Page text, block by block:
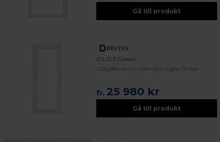
Gå till produkt
IGLO 5 Classic
Utåtgående pvc altandörr 3-glas Drutex
fr. 25 980 kr
Gå till produkt